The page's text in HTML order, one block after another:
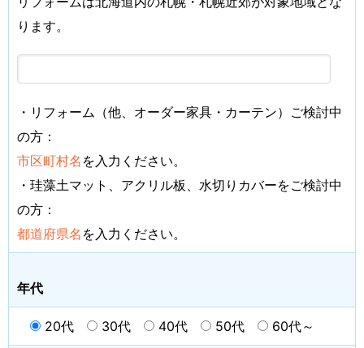
ります。
・リフォーム（他、オーダー家具・カーテン）ご検討中
の方：
市区町村名 を入力ください。
・珪藻土マット、アクリル板、水切りカバーをご検討中
の方：
都道府県名 を入力ください。
年代
20代 30代 40代 50代 60代～